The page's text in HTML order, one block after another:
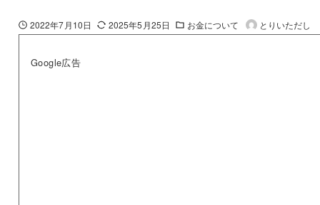
2022年7月10日 2025年5月25日 お金について とりいただし
Google広告